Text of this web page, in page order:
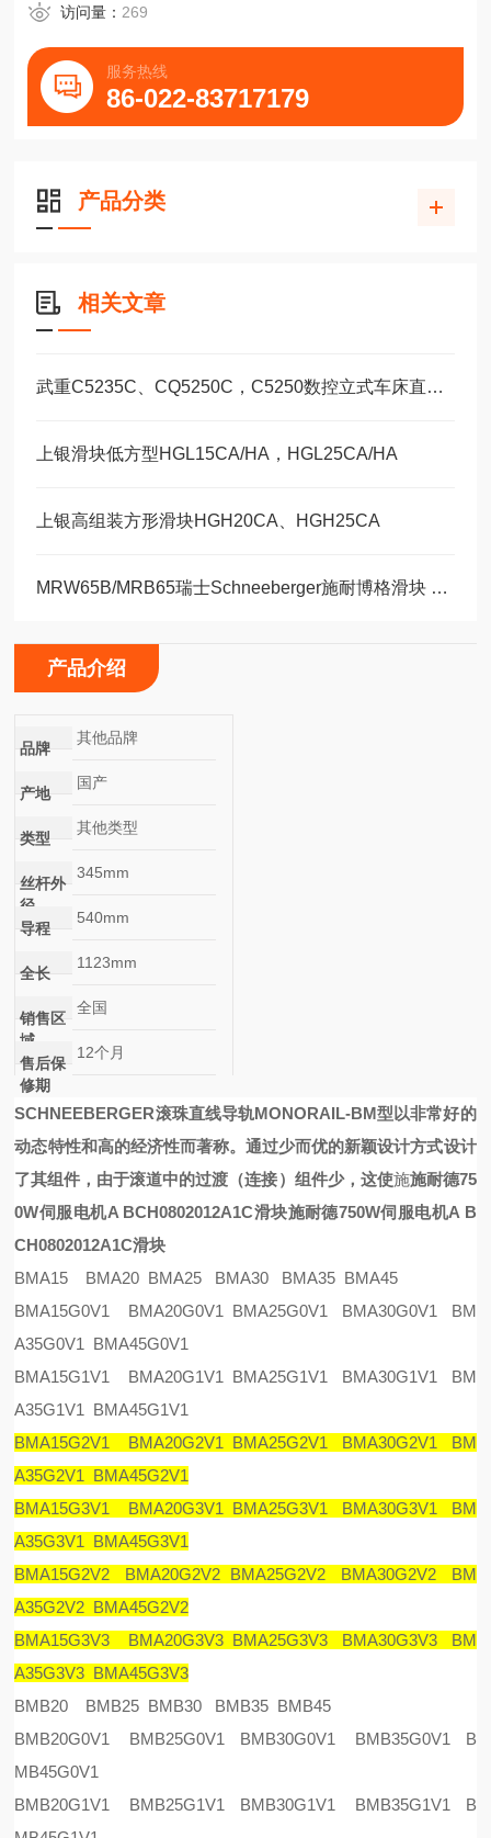
访问量： 269
服务热线
86-022-83717179
产品分类
相关文章
武重C5235C、CQ5250C，C5250数控立式车床直线运动滑块WEH35CA/WEW35CC
上银滑块低方型HGL15CA/HA，HGL25CA/HA
上银高组装方形滑块HGH20CA、HGH25CA
MRW65B/MRB65瑞士Schneeberger施耐博格滑块 导轨
产品介绍
品牌
其他品牌
产地
国产
类型
其他类型
丝杆外
径
345mm
导程
540mm
全长
1123mm
销售区
域
全国
售后保
修期
12个月
SCHNEEBERGER滚珠直线导轨MONORAIL-BM型以非常好的
动态特性和高的经济性而著称。通过少而优的新颖设计方式设计
了其组件，由于滚道中的过渡（连接）组件少，这使施施耐德75
0W伺服电机A BCH0802012A1C滑块施耐德750W伺服电机A B
CH0802012A1C滑块
BMA15 BMA20 BMA25 BMA30 BMA35 BMA45
BMA15G0V1 BMA20G0V1 BMA25G0V1 BMA30G0V1 BM
A35G0V1 BMA45G0V1
BMA15G1V1 BMA20G1V1 BMA25G1V1 BMA30G1V1 BM
A35G1V1 BMA45G1V1
BMA15G2V1 BMA20G2V1 BMA25G2V1 BMA30G2V1 BM
A35G2V1 BMA45G2V1
BMA15G3V1 BMA20G3V1 BMA25G3V1 BMA30G3V1 BM
A35G3V1 BMA45G3V1
BMA15G2V2 BMA20G2V2 BMA25G2V2 BMA30G2V2 BM
A35G2V2 BMA45G2V2
BMA15G3V3 BMA20G3V3 BMA25G3V3 BMA30G3V3 BM
A35G3V3 BMA45G3V3
BMB20 BMB25 BMB30 BMB35 BMB45
BMB20G0V1 BMB25G0V1 BMB30G0V1 BMB35G0V1 B
MB45G0V1
BMB20G1V1 BMB25G1V1 BMB30G1V1 BMB35G1V1 B